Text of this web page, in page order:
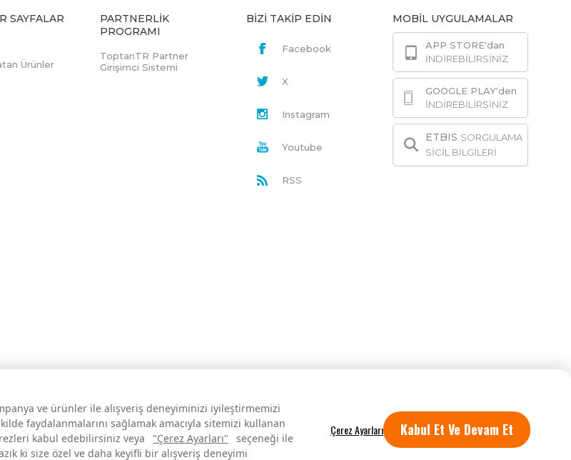
ve ürünler ile alışveriş deneyiminizi iyileştirmemizi
faydalanmalarını sağlamak amacıyla sitemizi kullanan
kabul edebilirsiniz veya
"Çerez Ayarları"
seçeneği ile
ki size özel ve daha keyifli bir alışveriş deneyimi
Kabul Et Ve Devam Et
SAYFALAR
Ürünler
PARTNERLIK
PROGRAMI
ToptanTR Partner
Girişimci Sistemi
BİZİ TAKİP EDİN
Facebook
X
Instagram
Youtube
RSS
MOBİL UYGULAMALAR
APP STORE'dan
İNDİREBİLİRSİNİZ
GOOGLE PLAY'den
İNDİREBİLİRSİNİZ
ETBIS SORGULAMA
SİCİL BİLGİLERİ
Tüm hakları saklıdır.